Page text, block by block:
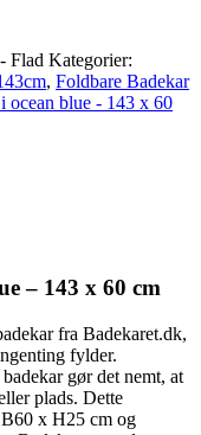
Flad Kategorier:
, Foldbare Badekar
ocean blue - 143 x 60
– 143 x 60 cm
fra Badekaret.dk,
fylder.
gør det nemt, at
plads. Dette
x H25 cm og